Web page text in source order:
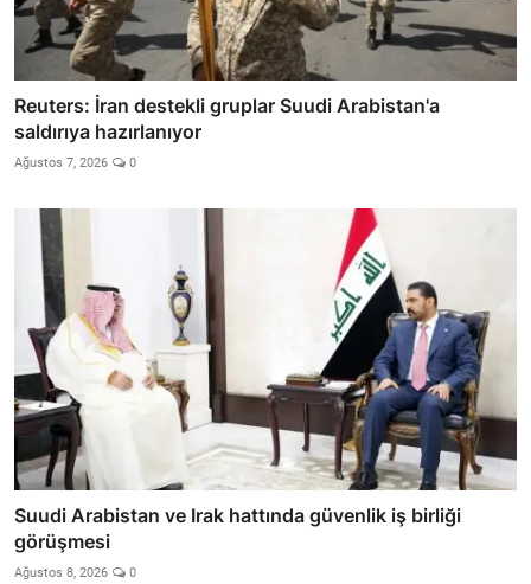
Reuters: İran destekli gruplar Suudi Arabistan'a
saldırıya hazırlanıyor
Ağustos 7, 2026 0
Suudi Arabistan ve Irak hattında güvenlik iş birliği
görüşmesi
Ağustos 8, 2026 0